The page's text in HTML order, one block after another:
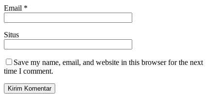
Email *
Situs
Save my name, email, and website in this browser for the next
time I comment.